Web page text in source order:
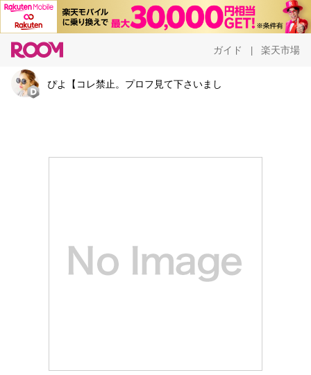
ガイド 楽天市場
ぴよ︎【コレ禁止。プロフ見て下さいまし